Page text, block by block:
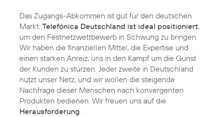
Das Zugangs-Abkommen ist gut für den deutschen
Markt. Telefónica Deutschland ist ideal positioniert,
um den Festnetzwettbewerb in Schwung zu bringen.
Wir haben die finanziellen Mittel, die Expertise und
einen starken Anreiz, uns in den Kampf um die Gunst
der Kunden zu stürzen. Jeder zweite in Deutschland
nutzt unser Netz, und wir wollen die steigende
Nachfrage dieser Menschen nach konvergenten
Produkten bedienen. Wir freuen uns auf die
Herausforderung.